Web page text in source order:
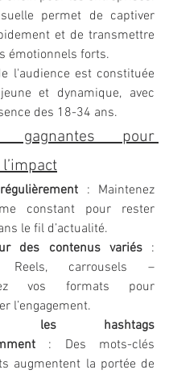
permet de captiver
et de transmettre
émotionnels forts.
l'audience est constituée
et dynamique, avec
des 18-34 ans.
gagnantes pour
: Maintenez
constant pour rester
le fil d’actualité.
des contenus variés :
Reels, carrousels –
vos formats pour
l’engagement.
les hashtags
: Des mots-clés
augmentent la portée de